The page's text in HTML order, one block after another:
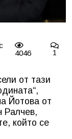
4046 1
от тази
Йотова от
Ралчев,
който се